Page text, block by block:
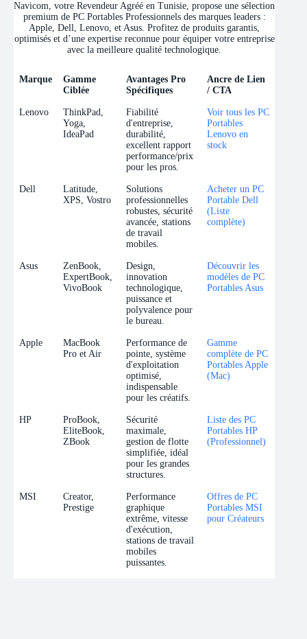
Navicom, votre Revendeur Agréé en Tunisie, propose une sélection
premium de PC Portables Professionnels des marques leaders :
Apple, Dell, Lenovo, et Asus. Profitez de produits garantis,
optimisés et d’une expertise reconnue pour équiper votre entreprise
avec la meilleure qualité technologique.
Marque
Gamme
Ciblée
Avantages Pro
Spécifiques
Ancre de Lien
/ CTA
Marque
Gamme
Ciblée
Avantages Pro
Spécifiques
Ancre de Lien
/ CTA
Lenovo
ThinkPad,
Yoga,
IdeaPad
Fiabilité
d'entreprise,
durabilité,
excellent rapport
performance/prix
pour les pros.
Voir tous les PC
Portables
Lenovo en
stock
Dell
Latitude,
XPS, Vostro
Solutions
professionnelles
robustes, sécurité
avancée, stations
de travail
mobiles.
Acheter un PC
Portable Dell
(Liste
complète)
Asus
ZenBook,
ExpertBook,
VivoBook
Design,
innovation
technologique,
puissance et
polyvalence pour
le bureau.
Découvrir les
modèles de PC
Portables Asus
Apple
MacBook
Pro et Air
Performance de
pointe, système
d'exploitation
optimisé,
indispensable
pour les créatifs.
Gamme
complète de PC
Portables Apple
(Mac)
HP
ProBook,
EliteBook,
ZBook
Sécurité
maximale,
gestion de flotte
simplifiée, idéal
pour les grandes
structures.
Liste des PC
Portables HP
(Professionnel)
MSI
Creator,
Prestige
Performance
graphique
extrême, vitesse
d'exécution,
stations de travail
mobiles
puissantes.
Offres de PC
Portables MSI
pour Créateurs